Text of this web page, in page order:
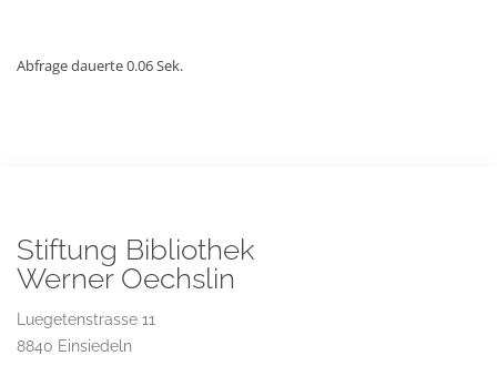
Abfrage dauerte 0.06 Sek.
Stiftung Bibliothek
Werner Oechslin
Luegetenstrasse 11
8840 Einsiedeln